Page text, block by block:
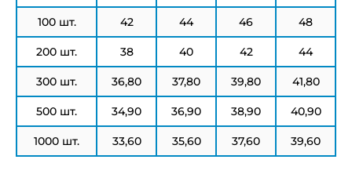
100 шт. 42 44 46 48
200 шт. 38 40 42 44
300 шт. 36,80 37,80 39,80 41,80
500 шт. 34,90 36,90 38,90 40,90
1000 шт. 33,60 35,60 37,60 39,60